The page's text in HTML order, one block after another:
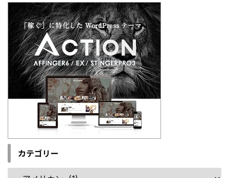
カテゴリー